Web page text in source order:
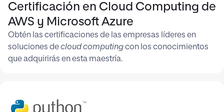
Certificación en Cloud Computing de
AWS y Microsoft Azure
Obtén las certificaciones de las empresas líderes en
soluciones decloud computingcon los conocimientos
que adquirirás en esta maestría.